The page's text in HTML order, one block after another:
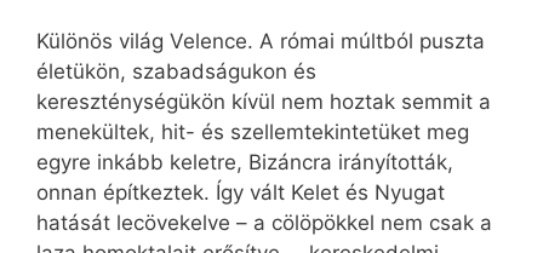
Különös világ Velence. A római múltból puszta
életükön, szabadságukon és
kereszténységükön kívül nem hoztak semmit a
menekültek, hit- és szellemtekintetüket meg
egyre inkább keletre, Bizáncra irányították,
onnan építkeztek. Így vált Kelet és Nyugat
hatását lecövekelve – a cölöpökkel nem csak a